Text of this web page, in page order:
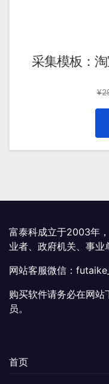
采集模板：
¥
富泰科成立于2003年
业者、政府机关、事业
网站客服微信：
购买软件请务必在网站
员。
首页